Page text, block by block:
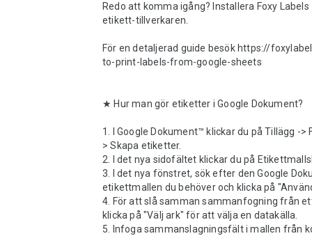
Redo att komma igång? Installera Foxy
etikett-tillverkaren.
För en detaljerad guide besök https://
to-print-labels-from-google-sheets
★ Hur man gör etiketter i Google Dokument?
1. I Google Dokument™ klickar du på Tillägg ->
> Skapa etiketter.
2. I det nya sidofältet klickar du på
3. I det nya fönstret, sök efter den Google
etikettmallen du behöver och klicka på
4. För att slå samman sammanfogning från
klicka på "Välj ark" för att välja en datakälla.
5. Infoga sammanslagningsfält i mallen från